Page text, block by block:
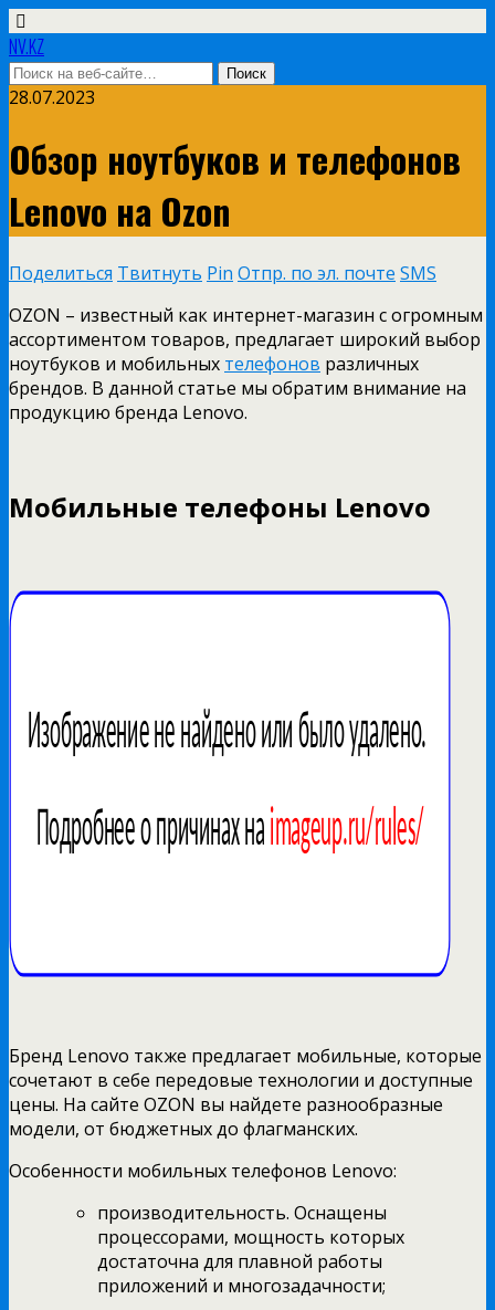
NV.KZ
28.07.2023
Обзор ноутбуков и телефонов
Lenovo на Ozon
Поделиться Твитнуть Pin Отпр. по эл. почте SMS
OZON – известный как интернет-магазин с огромным
ассортиментом товаров, предлагает широкий выбор
ноутбуков и мобильных телефонов различных
брендов. В данной статье мы обратим внимание на
продукцию бренда Lenovo.
Мобильные телефоны Lenovo
Бренд Lenovo также предлагает мобильные, которые
сочетают в себе передовые технологии и доступные
цены. На сайте OZON вы найдете разнообразные
модели, от бюджетных до флагманских.
Особенности мобильных телефонов Lenovo:
производительность. Оснащены
процессорами, мощность которых
достаточна для плавной работы
приложений и многозадачности;